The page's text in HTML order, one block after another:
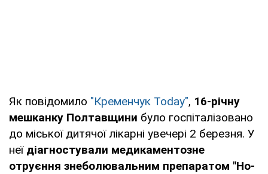
Як повідомило "Кременчук Today", 16-річну
мешканку Полтавщини було госпіталізовано
до міської дитячої лікарні увечері 2 березня. У
неї діагностували медикаментозне
отруєння знеболювальним препаратом "Но-